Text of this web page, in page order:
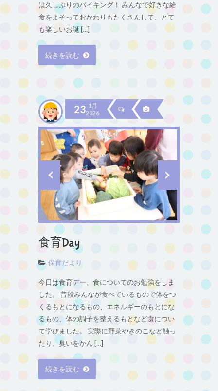
は久しぶりのバイキング！ みんなで好きな給
食をよそっておかわりもたくさんして、とて
も楽しいお誕 […]
続きを読む
23 1月
2026
食育Day
保育だより
今日は食育デー、食についてのお勉強をしま
した。 普段みんなが食べているもので体をつ
くるもとになるもの、エネルギーのもとにな
るもの、体の調子を整えるもとなど食につい
て学びました。 実際に野菜やきのこなど触っ
たり、臭いをかん […]
続きを読む